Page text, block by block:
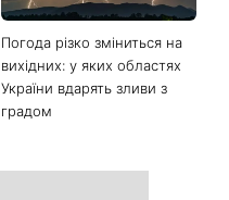
Погода різко зміниться на
вихідних: у яких областях
України вдарять зливи з
градом